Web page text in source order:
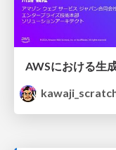
AWSにおける生